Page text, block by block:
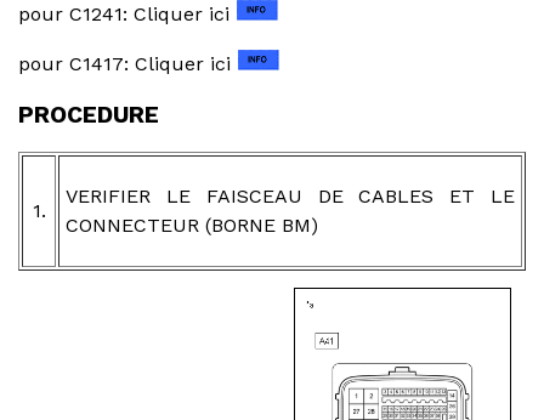
pour C1241: Cliquer ici
pour C1417: Cliquer ici
PROCEDURE
1.
VERIFIER LE FAISCEAU DE CABLES ET LE
CONNECTEUR (BORNE BM)